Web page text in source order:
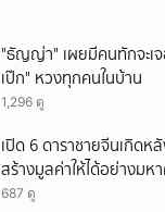
"ธัญญ่า" เผยมีคนทักจะเ
เป๊ก" หวงทุกคนในบ้าน
1,296 ดู
เปิด 6 ดาราชายจีนเกิด
สร้างมูลค่าให้ได้อย่างมห
687 ดู